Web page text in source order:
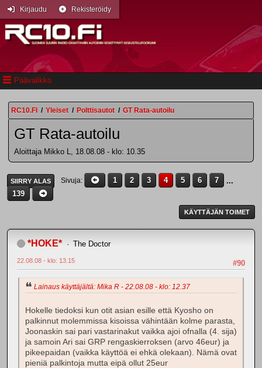
Päävalikko
Kirjaudu Rekisteröidy
RC10.FI / Yleiset / Polttisautot / GT Rata-autoilu
GT Rata-autoilu
Aloittaja Mikko L, 18.08.08 - klo: 10.35
SIIRRY ALAS Sivuja 1 2 3 4 5 6 7
...
139
KÄYTTÄJÄN TOIMET
*HOKE* The Doctor
#90
22.08.08 - klo: 13.15
Lainaus käyttäjältä: Mika R - 22.08.08 - klo: 12.37
Hokelle tiedoksi kun otit asian esille että Kyosho on
palkinnut molemmissa kisoissa vähintään kolme parasta,
Joonaskin sai pari vastarinakut vaikka ajoi ofnalla (4. sija)
ja samoin Ari sai GRP rengaskierroksen (arvo 46eur) ja
pikeepaidan (vaikka käyttöä ei ehkä olekaan). Nämä ovat
pieniä palkintoja mutta eipä ollut 25eur